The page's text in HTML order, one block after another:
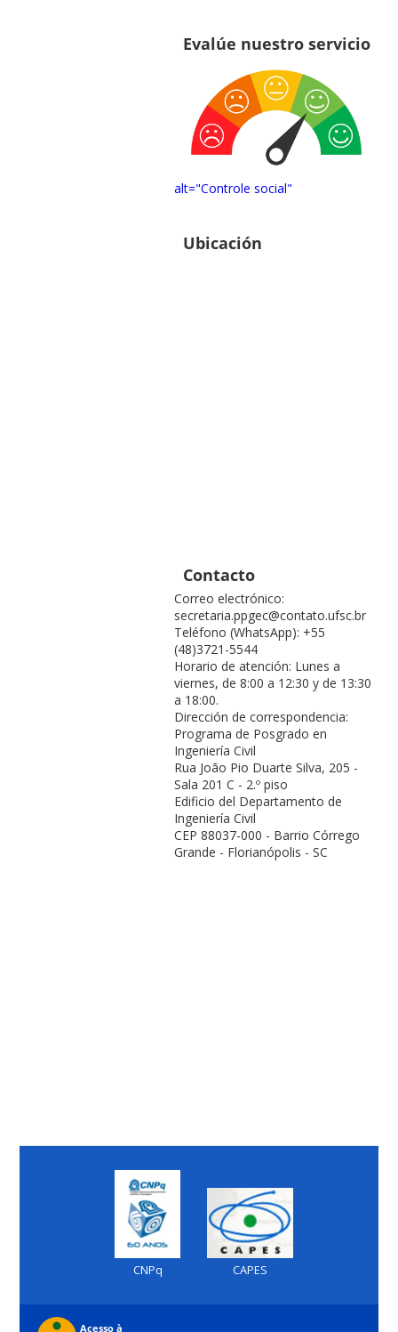
Evalúe nuestro servicio
alt="Controle social"
Ubicación
Contacto
Correo electrónico:
secretaria.ppgec@contato.ufsc.br
Teléfono (WhatsApp): +55
(48)3721-5544
Horario de atención: Lunes a
viernes, de 8:00 a 12:30 y de 13:30
a 18:00.
Dirección de correspondencia:
Programa de Posgrado en
Ingeniería Civil
Rua João Pio Duarte Silva, 205 -
Sala 201 C - 2.º piso
Edificio del Departamento de
Ingeniería Civil
CEP 88037-000 - Barrio Córrego
Grande - Florianópolis - SC
CNPq CAPES